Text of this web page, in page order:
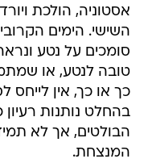
אסטוניה, הולכת
השישי. הימים
סומכים על נטע
טובה לנטע, או
כך או כך, אין לייחס
בהחלט נותנות רעיון
הבולטים, אך לא
המנצחת.